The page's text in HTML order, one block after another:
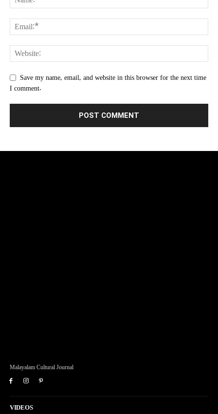
Save my name, email, and website in this browser for the next time
I comment.
Malayalam Cultural Journal
VIDEOS